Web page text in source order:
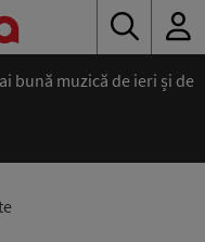
bună muzică de ieri și de